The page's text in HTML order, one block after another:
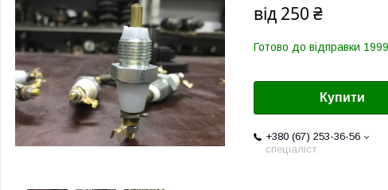
від 250 ₴
Готово до відправки
Купити
+380 (67) 253-36-56
спеціаліст